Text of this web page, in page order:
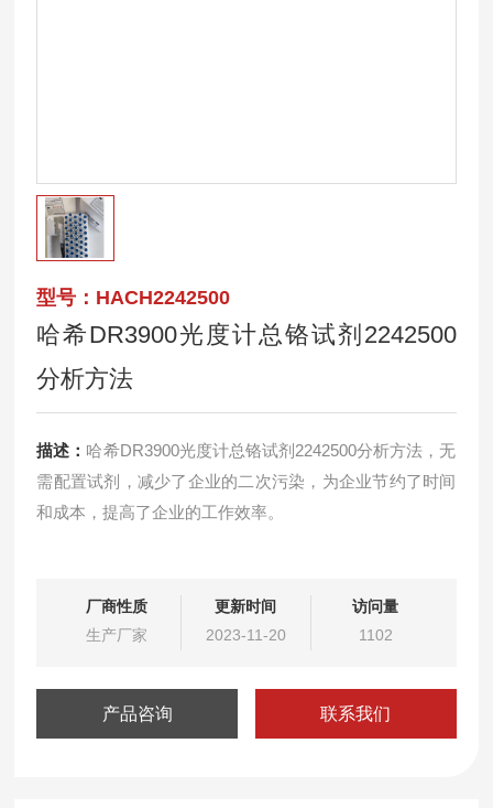
型号：HACH2242500
哈希DR3900光度计总铬试剂2242500
分析方法
描述： 哈希DR3900光度计总铬试剂2242500分析方法，无
需配置试剂，减少了企业的二次污染，为企业节约了时间
和成本，提高了企业的工作效率。
厂商性质
生产厂家
更新时间
2023-11-20
访问量
1102
产品咨询 联系我们